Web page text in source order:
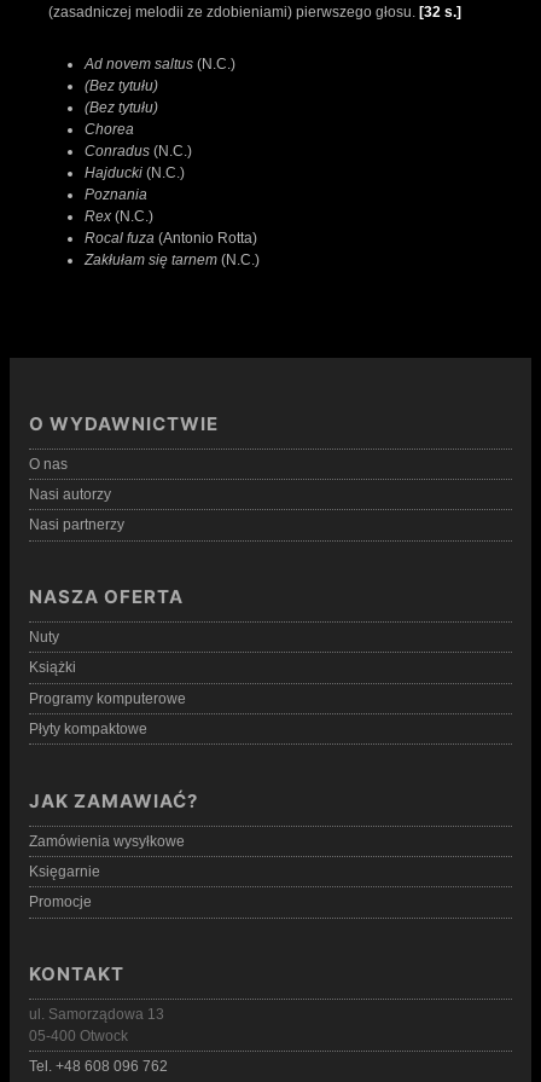
(zasadniczej melodii ze zdobieniami) pierwszego głosu. [32 s.]
Ad novem saltus (N.C.)
(Bez tytułu)
(Bez tytułu)
Chorea
Conradus (N.C.)
Hajducki (N.C.)
Poznania
Rex (N.C.)
Rocal fuza (Antonio Rotta)
Zakłułam się tarnem (N.C.)
O WYDAWNICTWIE
O nas
Nasi autorzy
Nasi partnerzy
NASZA OFERTA
Nuty
Książki
Programy komputerowe
Płyty kompaktowe
JAK ZAMAWIAĆ?
Zamówienia wysyłkowe
Księgarnie
Promocje
KONTAKT
ul. Samorządowa 13
05-400 Otwock
Tel. +48 608 096 762